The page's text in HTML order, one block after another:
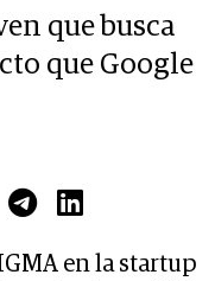
que busca
que Google
en la startup